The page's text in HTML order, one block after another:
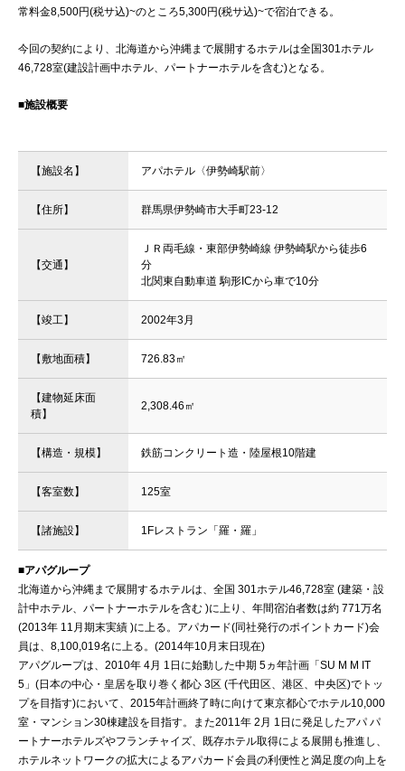
常料金8,500円(税サ込)~のところ5,300円(税サ込)~で宿泊できる。
今回の契約により、北海道から沖縄まで展開するホテルは全国301ホテル
46,728室(建設計画中ホテル、パートナーホテルを含む)となる。
■施設概要
【施設名】 アパホテル〈伊勢崎駅前〉
【住所】 群馬県伊勢崎市大手町23-12
【交通】
ＪＲ両毛線・東部伊勢崎線 伊勢崎駅から徒歩6
分
北関東自動車道 駒形ICから車で10分
【竣工】 2002年3月
【敷地面積】 726.83㎡
【建物延床面
積】
2,308.46㎡
【構造・規模】 鉄筋コンクリート造・陸屋根10階建
【客室数】 125室
【諸施設】 1Fレストラン「羅・羅」
■アパグループ
北海道から沖縄まで展開するホテルは、全国 301ホテル46,728室 (建築・設
計中ホテル、パートナーホテルを含む )に上り、年間宿泊者数は約 771万名
(2013年 11月期末実績 )に上る。アパカード(同社発行のポイントカード)会
員は、8,100,019名に上る。(2014年10月末日現在)
アパグループは、2010年 4月 1日に始動した中期 5ヵ年計画「SU M M IT
5」(日本の中心・皇居を取り巻く都心 3区 (千代田区、港区、中央区)でトッ
プを目指す)において、2015年計画終了時に向けて東京都心でホテル10,000
室・マンション30棟建設を目指す。また2011年 2月 1日に発足したアパ パ
ートナーホテルズやフランチャイズ、既存ホテル取得による展開も推進し、
ホテルネットワークの拡大によるアパカード会員の利便性と満足度の向上を